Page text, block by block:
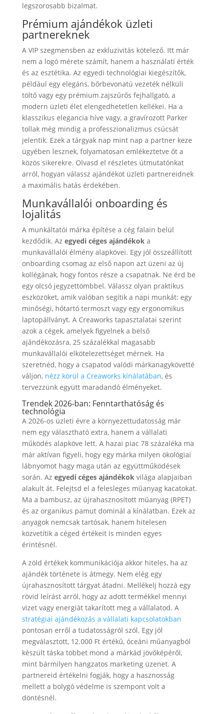
legszorosabb bizalmat.
Prémium ajándékok üzleti
partnereknek
A VIP szegmensben az exkluzivitás kötelező. Itt már
nem a logó mérete számít, hanem a használati érték
és az esztétika. Az egyedi technológiai kiegészítők,
például egy elegáns, bőrbevonatú vezeték nélküli
töltő vagy egy prémium zajszűrős fejhallgató, a
modern üzleti élet elengedhetetlen kellékei. Ha a
klasszikus elegancia híve vagy, a gravírozott Parker
tollak még mindig a professzionalizmus csúcsát
jelentik. Ezek a tárgyak nap mint nap a partner keze
ügyében lesznek, folyamatosan emlékeztetve őt a
közös sikerekre. Olvasd el részletes útmutatónkat
arról, hogyan válassz ajándékot üzleti partnereidnek
a maximális hatás érdekében.
Munkavállalói onboarding és
lojalitás
A munkáltatói márka építése a cég falain belül
kezdődik. Az egyedi céges ajándékok a
munkavállalói élmény alapkövei. Egy jól összeállított
onboarding csomag az első napon azt üzeni az új
kollégának, hogy fontos része a csapatnak. Ne érd be
egy olcsó jegyzettömbbel. Válassz olyan praktikus
eszközöket, amik valóban segítik a napi munkát: egy
minőségi, hőtartó termoszt vagy egy ergonomikus
laptopállványt. A Creaworks tapasztalatai szerint
azok a cégek, amelyek figyelnek a belső
ajándékozásra, 25 százalékkal magasabb
munkavállalói elkötelezettséget mérnek. Ha
szeretnéd, hogy a csapatod valódi márkanagykövetté
váljon, nézz körül a Creaworks kínálatában, és
tervezzünk együtt maradandó élményeket.
Trendek 2026-ban: Fenntarthatóság és
technológia
A 2026-os üzleti évre a környezettudatosság már
nem egy választható extra, hanem a vállalati
működés alapköve lett. A hazai piac 78 százaléka ma
már aktívan figyeli, hogy egy márka milyen ökológiai
lábnyomot hagy maga után az együttműködések
során. Az egyedi céges ajándékok világa alapjaiban
alakult át. Felejtsd el a felesleges műanyag kacatokat.
Ma a bambusz, az újrahasznosított műanyag (RPET)
és az organikus pamut dominál a kínálatban. Ezek az
anyagok nemcsak tartósak, hanem hitelesen
közvetítik a céged értékeit is minden egyes
érintésnél.
A zöld értékek kommunikációja akkor hiteles, ha az
ajándék története is átmegy. Nem elég egy
újrahasznosított tárgyat átadni. Mellékelj hozzá egy
rövid leírást arról, hogy az adott termékkel mennyi
vizet vagy energiát takarított meg a vállalatod. A
stratégiai ajándékozás a vállalati kapcsolatokban
pontosan erről a tudatosságról szól. Egy jól
megválasztott, 12.000 Ft értékű, óceáni műanyagból
készült táska többet mond a márkád jövőképéről,
mint bármilyen hangzatos marketing üzenet. A
partnereid értékelni fogják, hogy a hasznosság
mellett a bolygó védelme is szempont volt a
döntésnél.